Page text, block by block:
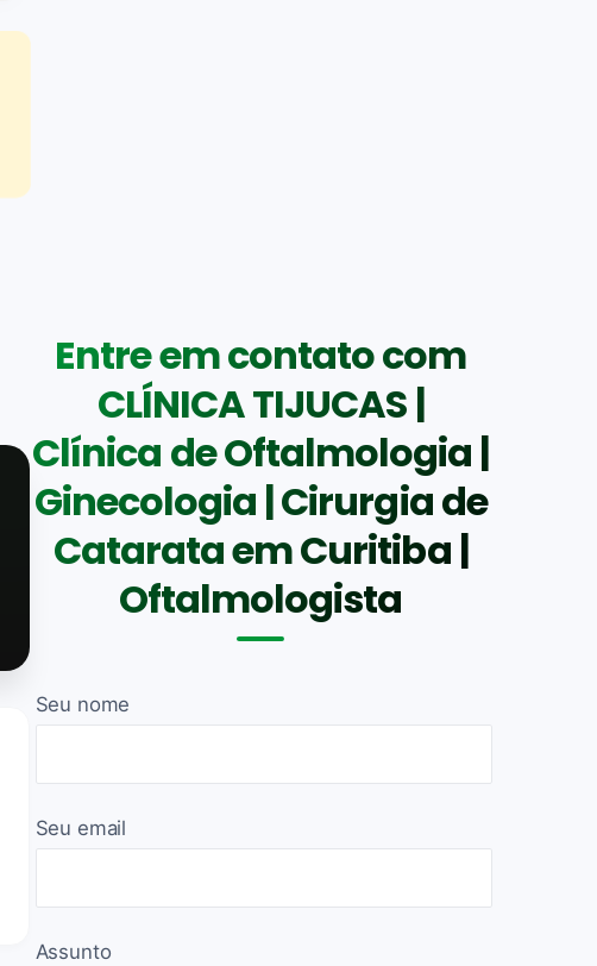
Entre em contato com
CLÍNICA TIJUCAS |
Clínica de Oftalmologia |
Ginecologia | Cirurgia de
Catarata em Curitiba |
Oftalmologista
Seu nome
Seu email
Assunto